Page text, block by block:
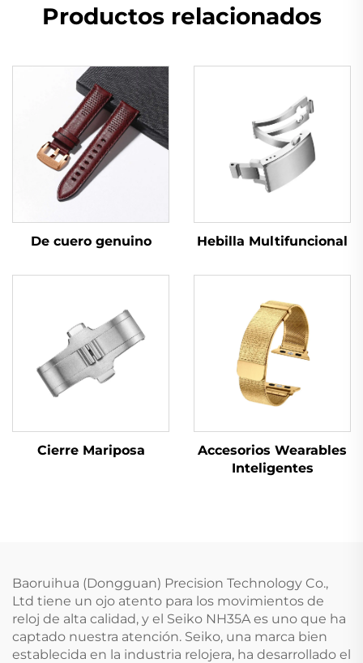
Productos relacionados
De cuero genuino Hebilla Multifuncional
Cierre Mariposa
Accesorios Wearables
Inteligentes
Baoruihua (Dongguan) Precision Technology Co.,
Ltd tiene un ojo atento para los movimientos de
reloj de alta calidad, y el Seiko NH35A es uno que ha
captado nuestra atención. Seiko, una marca bien
establecida en la industria relojera, ha desarrollado el